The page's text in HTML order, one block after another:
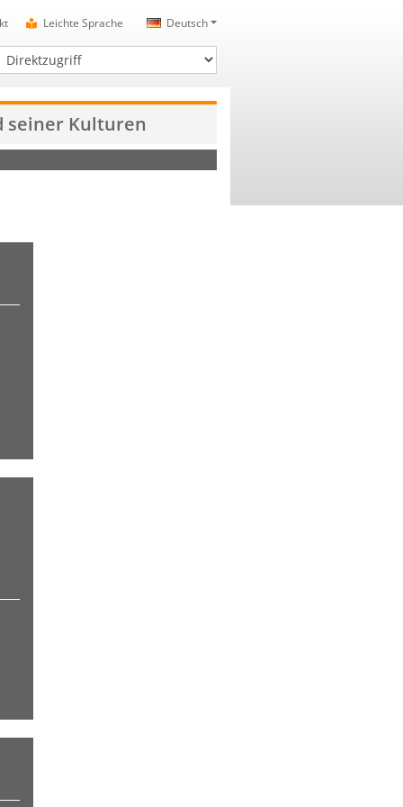
Deutsch
Leichte Sprache
seiner Kulturen